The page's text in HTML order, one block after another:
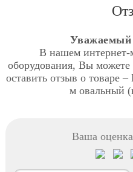
Уважаемый
В нашем интернет-
оборудования, Вы
оставить отзыв о товаре
м овальный
Ваша оценка